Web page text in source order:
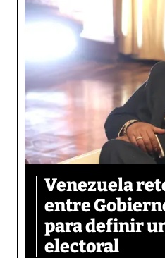
Venezuela
entre
para definir
electoral